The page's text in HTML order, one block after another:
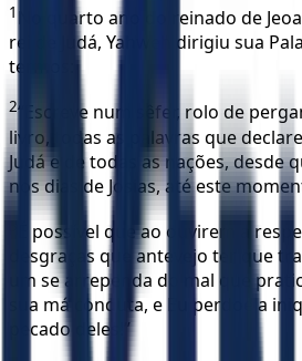
1
No quarto ano do reinado de
rei de Judá, Yahweh dirigiu sua
termos:
2“Escreve num sêfer, rolo de
livro, todas as palavras que
Judá e de todas as nações, desde
nos dias de Josias, até este
É possível que ao ouvirem a
desgraças que antevejo ter que
um se arrependa do mal que
sua má conduta, e Eu perdoe a
pecado deles!”